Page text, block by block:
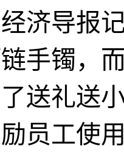
导报记
手镯，
送礼送
员工使